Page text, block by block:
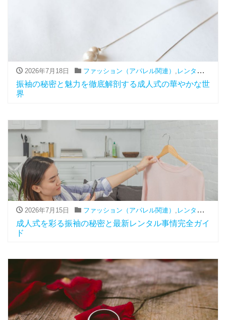
2026年7月18日 ファッション（アパレル関連） , レンタル ,
振袖の秘密と魅力を徹底解剖する成人式の華やかな世
界
2026年7月15日 ファッション（アパレル関連） レンタル ,
成人式を彩る振袖の秘密と最新レンタル事情完全ガイ
ド